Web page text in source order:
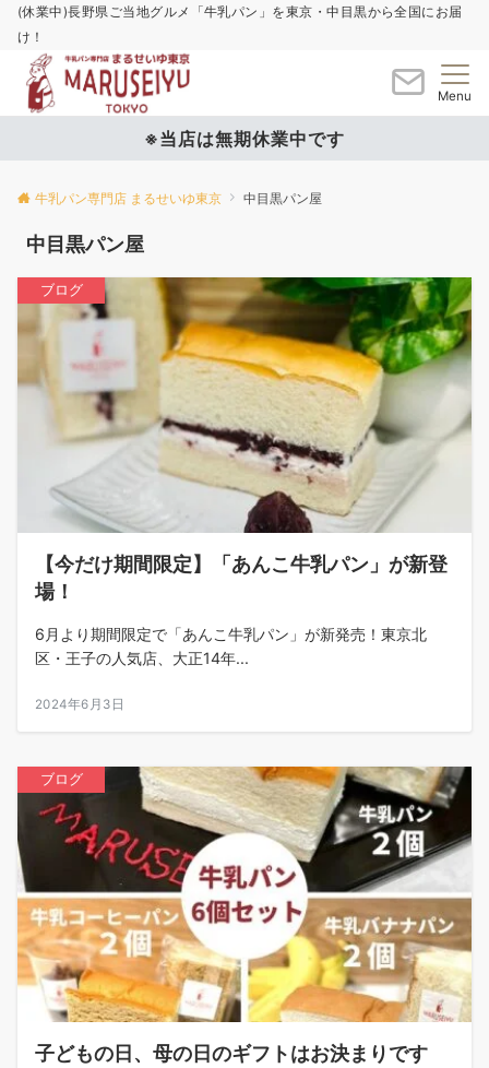
(休業中)長野県ご当地グルメ「牛乳パン」を東京・中目黒から全国にお届
け！
Menu
※当店は無期休業中です
牛乳パン専門店 まるせいゆ東京 中目黒パン屋
中目黒パン屋
ブログ
【今だけ期間限定】「あんこ牛乳パン」が新登
場！
6月より期間限定で「あんこ牛乳パン」が新発売！東京北
区・王子の人気店、大正14年...
2024年6月3日
ブログ
子どもの日、母の日のギフトはお決まりです